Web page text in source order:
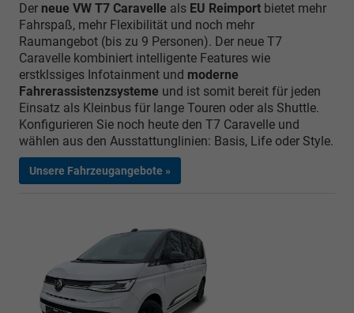
Der neue VW T7 Caravelle als EU Reimport bietet mehr
Fahrspaß, mehr Flexibilität und noch mehr
Raumangebot (bis zu 9 Personen). Der neue T7
Caravelle kombiniert intelligente Features wie
erstklssiges Infotainment und moderne
Fahrerassistenzsysteme und ist somit bereit für jeden
Einsatz als Kleinbus für lange Touren oder als Shuttle.
Konfigurieren Sie noch heute den T7 Caravelle und
wählen aus den Ausstattunglinien: Basis, Life oder Style.
Unsere Fahrzeugangebote »